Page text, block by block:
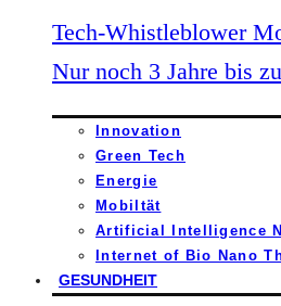
Tech-Whistleblower
Nur noch 3 Jahre bis
Innovation
Green Tech
Energie
Mobiltät
Artificial Intelligence
Internet of Bio Nano
GESUNDHEIT